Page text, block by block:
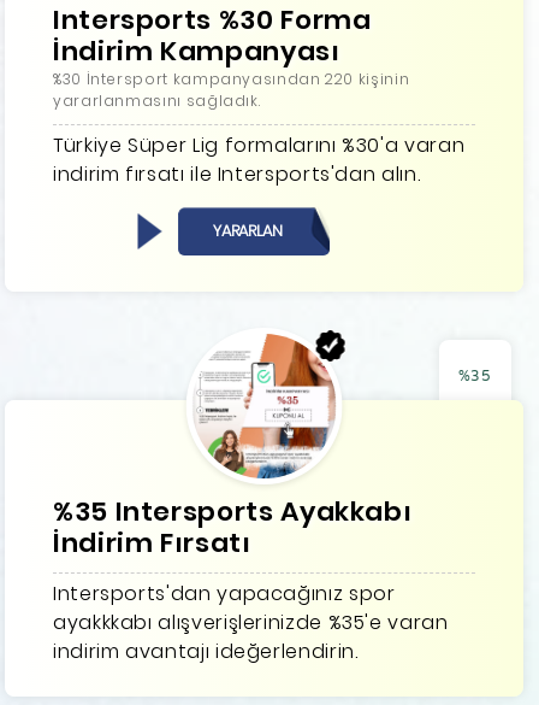
Intersports %30 Forma
İndirim Kampanyası
%30 İntersport kampanyasından 220 kişinin
yararlanmasını sağladık.
Türkiye Süper Lig formalarını %30'a varan
indirim fırsatı ile Intersports'dan alın.
YARARLAN
%35
%35 Intersports Ayakkabı
İndirim Fırsatı
Intersports'dan yapacağınız spor
ayakkkabı alışverişlerinizde %35'e varan
indirim avantajı ideğerlendirin.